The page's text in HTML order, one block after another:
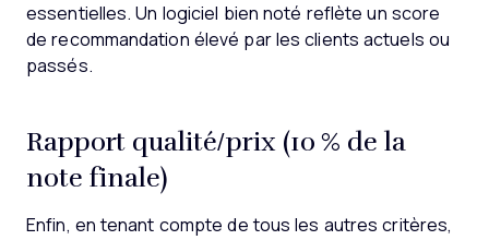
essentielles. Un logiciel bien noté reflète un score
de recommandation élevé par les clients actuels ou
passés.
Rapport qualité/prix (10 % de la
note finale)
Enfin, en tenant compte de tous les autres critères,